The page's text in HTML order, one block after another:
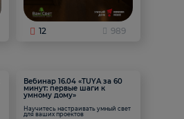
12 989
Вебинар 16.04 «TUYA за 60
минут: первые шаги к
умному дому»
Научитесь настраивать умный свет
для ваших проектов